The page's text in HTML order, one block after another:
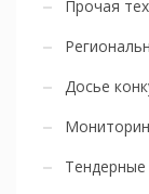
Прочая
Досье
Тендерные